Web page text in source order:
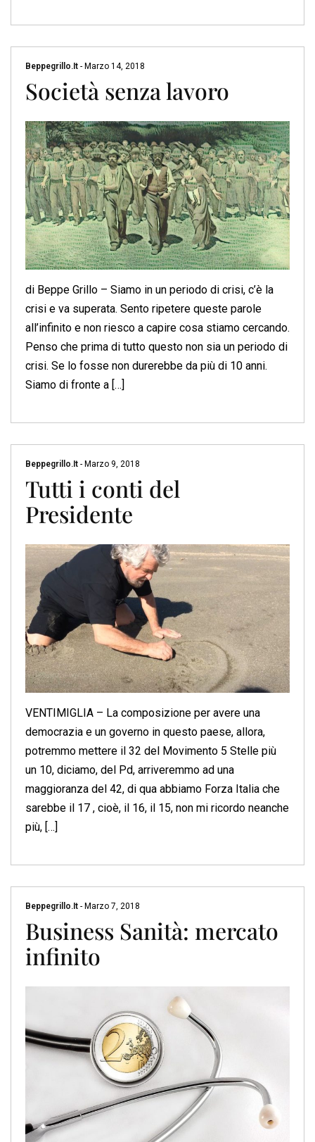
Beppegrillo.it - Marzo 14, 2018
Società senza lavoro
di Beppe Grillo – Siamo in un periodo di crisi, c’è la
crisi e va superata. Sento ripetere queste parole
all’infinito e non riesco a capire cosa stiamo cercando.
Penso che prima di tutto questo non sia un periodo di
crisi. Se lo fosse non durerebbe da più di 10 anni.
Siamo di fronte a […]
Beppegrillo.it - Marzo 9, 2018
Tutti i conti del
Presidente
VENTIMIGLIA – La composizione per avere una
democrazia e un governo in questo paese, allora,
potremmo mettere il 32 del Movimento 5 Stelle più
un 10, diciamo, del Pd, arriveremmo ad una
maggioranza del 42, di qua abbiamo Forza Italia che
sarebbe il 17 , cioè, il 16, il 15, non mi ricordo neanche
più, […]
Beppegrillo.it - Marzo 7, 2018
Business Sanità: mercato
infinito